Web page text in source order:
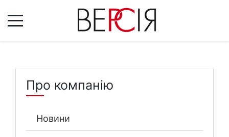
Про компанію
Новини